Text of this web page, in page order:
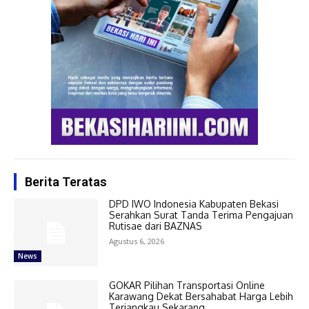
Berita Teratas
News
DPD IWO Indonesia Kabupaten Bekasi
Serahkan Surat Tanda Terima Pengajuan
Rutisae dari BAZNAS
Agustus 6, 2026
GOKAR Pilihan Transportasi Online
Karawang Dekat Bersahabat Harga Lebih